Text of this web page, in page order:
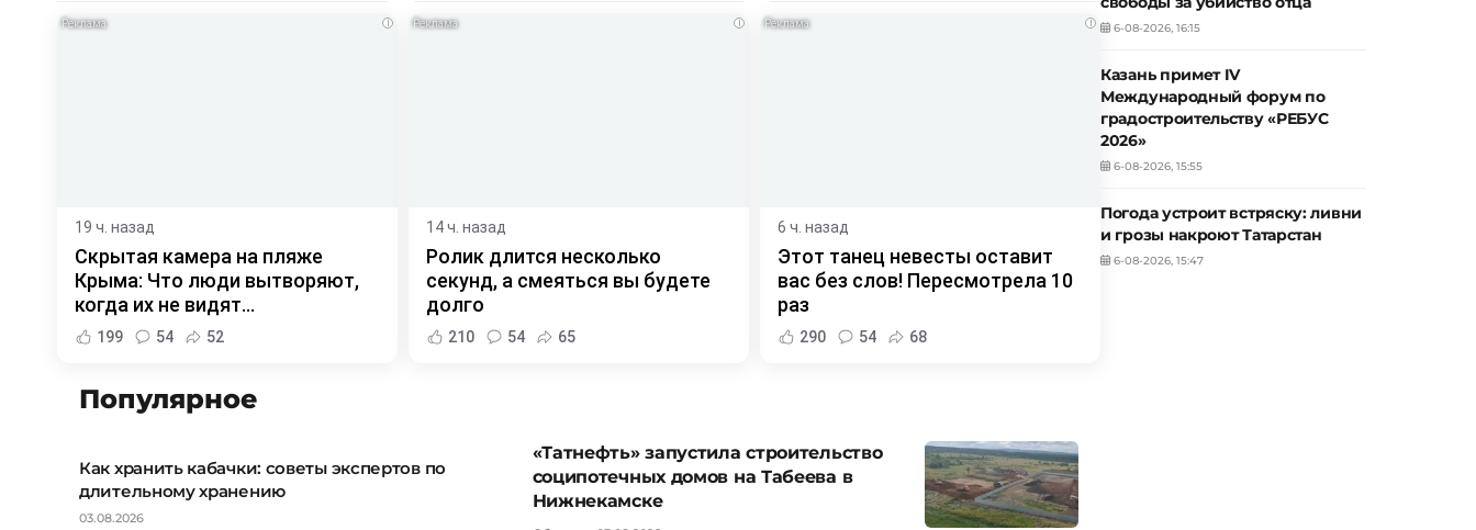
i
19 ч. назад
Скрытая камера на пляже
Крыма: Что люди вытворяют,
когда их не видят...
199 54 52
i
14 ч. назад
Ролик длится несколько
секунд, а смеяться вы будете
долго
210 54 65
i
6 ч. назад
Этот танец невесты оставит
вас без слов! Пересмотрела 10
раз
290 54 68
Популярное
Как хранить кабачки: советы экспертов по
длительному хранению
03.08.2026
«Татнефть» запустила строительство
соципотечных домов на Табеева в
Нижнекамске
6-08-2026, 16:15
Казань примет IV
Международный форум по
градостроительству «РЕБУС
2026»
6-08-2026, 15:55
Погода устроит встряску: ливни
и грозы накроют Татарстан
6-08-2026, 15:47